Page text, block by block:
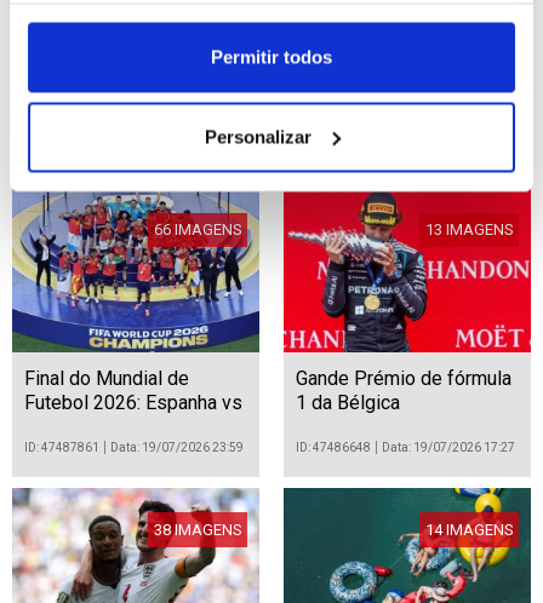
Permitir todos
Personalizar
Open
Data: 20/07/2026 18:16
novo primeiro-ministro
britânico Andy Burnham
ID: 47492722
66 IMAGENS
Final do Mundial de
Futebol 2026: Espanha vs
ID: 47487861 Data: 19/07/2026 23:59
13 IMAGENS
Gande Prémio de fórmula
1 da Bélgica
ID: 47486648 Data: 19/07/2026 17:27
38 IMAGENS 14 IMAGENS